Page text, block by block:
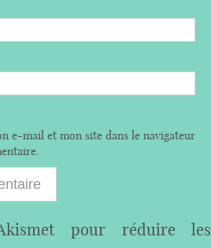
e-mail et mon site dans le navigateur
pour réduire les